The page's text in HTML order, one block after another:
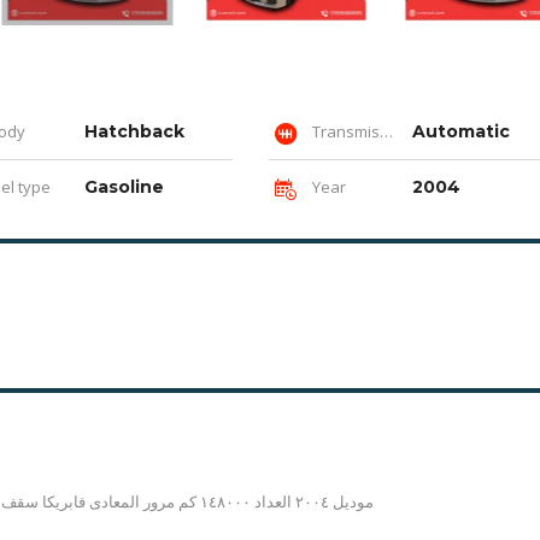
Hatchback Transmission Automatic
type Gasoline Year 2004
موديل ٢٠٠٤ العداد ١٤٨٠٠٠ كم مرور المعادى فابريكا سقف دواخل رش اجزاء خارجي بالجانبين رخصة سنة كاملة اتوماتيك